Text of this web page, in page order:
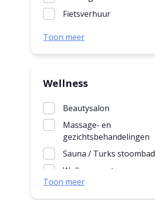
Fietsverhuur
Klimmen en abseilen
Lasergamen
Midgetgolf
Mountainbiken
Paintballen
Poolbiljart
Toon meer
Wellness
Beautysalon
Massage- en
gezichtsbehandelingen
Sauna / Turks stoombad
Wellness centrum
Zonnebank / Solarium
Toon meer